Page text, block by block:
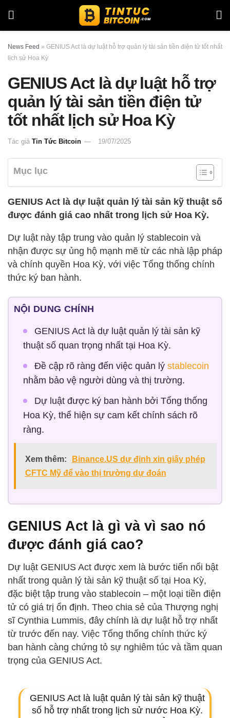
News Feed » GENIUS Act là dự luật hỗ trợ quản lý tài sản tiền điện tử tốt nhất
lịch sử Hoa Kỳ
GENIUS Act là dự luật hỗ trợ
quản lý tài sản tiền điện tử
tốt nhất lịch sử Hoa Kỳ
Tác giả Tin Tức Bitcoin 19/07/2025
Mục lục
GENIUS Act là dự luật quản lý tài sản kỹ thuật số
được đánh giá cao nhất trong lịch sử Hoa Kỳ.
Dự luật này tập trung vào quản lý stablecoin và
nhận được sự ủng hộ mạnh mẽ từ các nhà lập pháp
và chính quyền Hoa Kỳ, với việc Tổng thống chính
thức ký ban hành.
NỘI DUNG CHÍNH
GENIUS Act là dự luật quản lý tài sản kỹ
thuật số quan trọng nhất tại Hoa Kỳ.
Đề cập rõ ràng đến việc quản lý stablecoin
nhằm bảo vệ người dùng và thị trường.
Dự luật được ký ban hành bởi Tổng thống
Hoa Kỳ, thể hiện sự cam kết chính sách rõ
ràng.
Xem thêm:
Binance.US dự định xin giấy phép
CFTC Mỹ để vào thị trường dự đoán
GENIUS Act là gì và vì sao nó
được đánh giá cao?
Dự luật GENIUS Act được xem là bước tiến nổi bật
nhất trong quản lý tài sản kỹ thuật số tại Hoa Kỳ,
đặc biệt tập trung vào stablecoin – một loại tiền điện
tử có giá trị ổn định. Theo chia sẻ của Thượng nghị
sĩ Cynthia Lummis, đây chính là dự luật hỗ trợ nhất
từ trước đến nay. Việc Tổng thống chính thức ký
ban hành càng chứng tỏ sự nghiêm túc và tầm quan
trọng của GENIUS Act.
GENIUS Act là luật quản lý tài sản kỹ thuật
số hỗ trợ nhất trong lịch sử nước Hoa Kỳ.